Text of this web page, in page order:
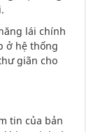
lái chính
ở hệ thống
giãn cho
tin của bản